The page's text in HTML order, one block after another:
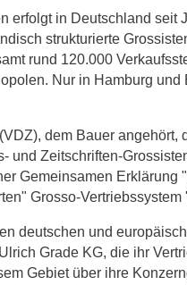
erfolgt in Deutschland seit
strukturierte
rund 120.000
Nur in Hamburg
dem Bauer
und Zeitschriften-
Gemeinsamen
Grosso-Vertriebssystem
deutschen und
Grade KG, die ihr
Gebiet über ihre